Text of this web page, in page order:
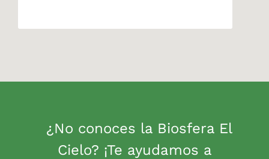
¿No conoces la Biosfera El
Cielo? ¡Te ayudamos a